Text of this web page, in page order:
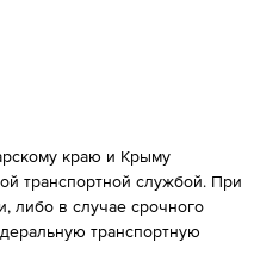
краю и Крыму
транспортной службой. При
либо в случае срочного
транспортную